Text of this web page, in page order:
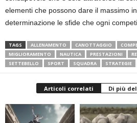
elementi che possono dare il massimo
determinazione le sfide che ogni
TAGS ALLENAMENTO CANOTTAGGIO
MIGLIORAMENTO
NAUTICA PRESTAZIONI
SETTEBELLO
SPORT SQUADRA STRATEGIE
Articoli correlati Di più